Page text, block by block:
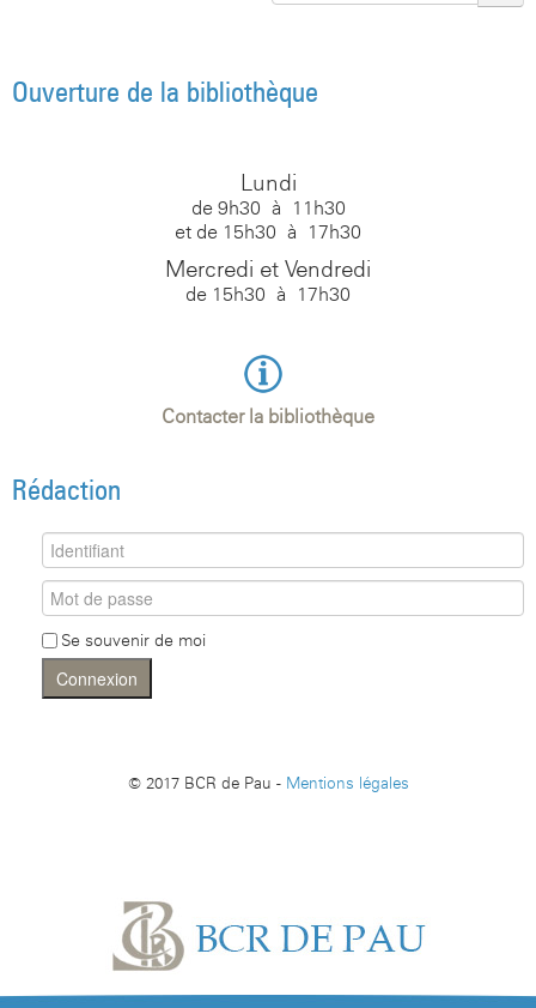
Ouverture de la bibliothèque
Lundi
de 9h30 à 11h30
et de 15h30 à 17h30
Mercredi et Vendredi
de 15h30 à 17h30
Contacter la bibliothèque
Rédaction
Se souvenir de moi
Connexion
© 2017 BCR de Pau - Mentions légales